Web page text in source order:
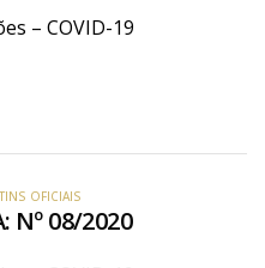
– COVID-19
OFICIAIS
Nº 08/2020